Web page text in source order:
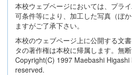
本校ウェブページにおいては、プラ
可条件等により、加工した写真（ぼ
ますがご了承下さい。
本校のウェブページ上に公開する文
タの著作権は本校に帰属します。無断
Copyright(C) 1997 Maebashi
reserved.